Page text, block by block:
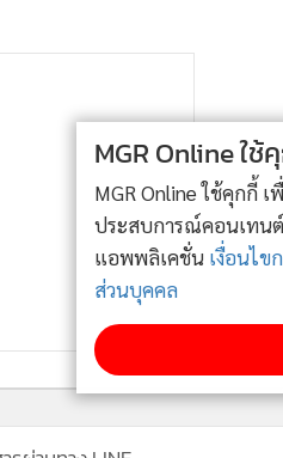
งรุ่นใหม่ที่ได้รับความนิยมสูง
เขาแจ้งเกิดจากผลงานซีรีส์
Palace รวมถึงได้รับงานพรี
วนมาก ส่งผลให้ทุกการปรากฏ
นวนมหาศาลอยู่เสมอ
ผชิญกระแสวิจารณ์ในช่วงที่ผ่าน
of Jade ที่ถูกมองว่าตีความตัว
ถึงประเด็นความคิดเห็นในอดีตที่
มาะสมต่อชาวเอเชียตะวันออก
นี้ แต่เหตุการณ์ล่าสุดก็สะท้อนให้
าหนุ่มที่มีฐานแฟนคลับเหนียว
ารข้อมูลส่วนบุคคลเพื่อนำเสนอ
ให้กับผู้อ่านบนเว็บไซต์ และ
และนโยบายสิทธิ
ราบ